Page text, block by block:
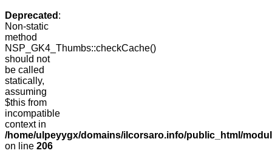
Deprecated :
Non-static
method
NSP_GK4_Thumbs::checkCache()
should not
be called
statically,
assuming
$this from
incompatible
context in
/home/ulpeyygx/domains/ilcorsaro.info/public_html/
on line 206